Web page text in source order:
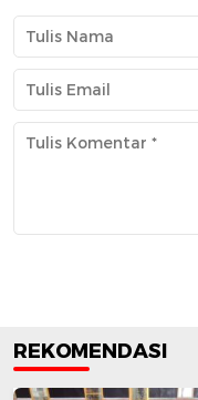
REKOMENDASI